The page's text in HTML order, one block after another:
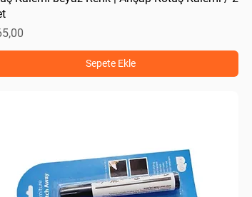
Sepete Ekle